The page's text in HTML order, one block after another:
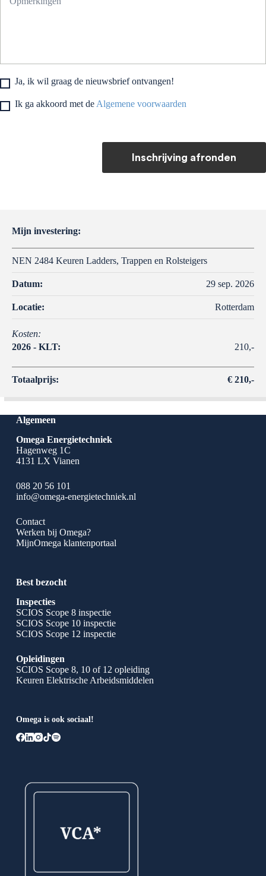
Ja, ik wil graag de nieuwsbrief ontvangen!
Ik ga akkoord met de Algemene voorwaarden
Inschrijving afronden
Mijn investering:
NEN 2484 Keuren Ladders, Trappen en Rolsteigers
Datum: 29 sep. 2026
Locatie: Rotterdam
Kosten:
2026 - KLT:
210,-
Totaalprijs: € 210,-
Algemeen
Omega Energietechniek
Hagenweg 1C
4131 LX Vianen
088 20 56 101
info@omega-energietechniek.nl
Contact
Werken bij Omega?
MijnOmega klantenportaal
Best bezocht
Inspecties
SCIOS Scope 8 inspectie
SCIOS Scope 10 inspectie
SCIOS Scope 12 inspectie
Opleidingen
SCIOS Scope 8, 10 of 12 opleiding
Keuren Elektrische Arbeidsmiddelen
Omega is ook sociaal!